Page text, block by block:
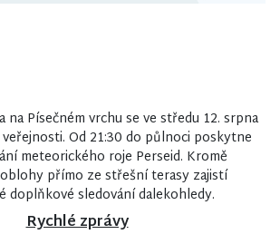
na Písečném vrchu se ve středu 12. srpna
Od 21:30 do půlnoci poskytne
meteorického roje Perseid. Kromě
přímo ze střešní terasy zajistí
doplňkové sledování dalekohledy.
Rychlé zprávy